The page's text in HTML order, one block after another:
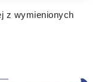
z wymienionych